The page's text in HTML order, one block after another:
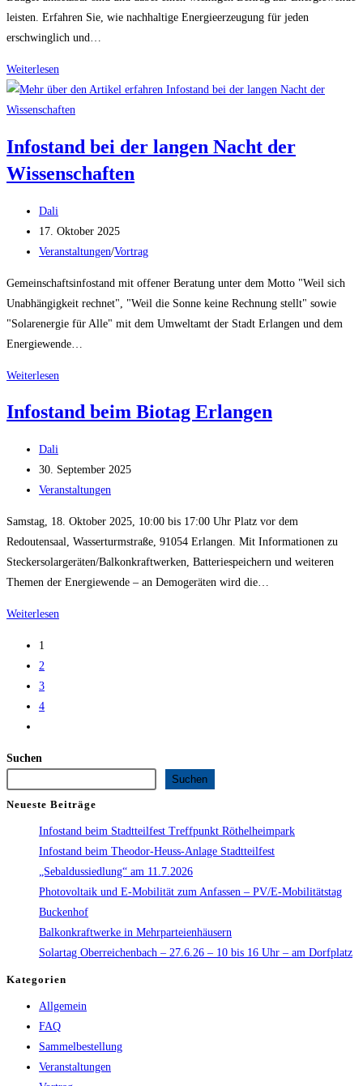
leisten. Erfahren Sie, wie nachhaltige Energieerzeugung für jeden
erschwinglich und…
Weiterlesen
Balkon
kann
Einführung
in
Infostand bei der langen Nacht der
Wissenschaften
Beitrags-
Autor:
Dali
Beitrag
veröffentlicht:
17. Oktober 2025
Beitrags-
Veranstaltungen/Vortrag
Gemeinschaftsinfostand mit offener Beratung unter dem Motto "Weil sich
Unabhängigkeit rechnet", "Weil die Sonne keine Rechnung stellt" sowie
"Solarenergie für Alle" mit dem Umweltamt der Stadt Erlangen und dem
Energiewende…
Weiterlesen
der
der
Wissenschaften
Infostand beim Biotag Erlangen
Beitrags-
Autor:
Dali
Beitrag
veröffentlicht:
30. September 2025
Beitrags-
Veranstaltungen
Samstag, 18. Oktober 2025, 10:00 bis 17:00 Uhr Platz vor dem
Redoutensaal, Wasserturmstraße, 91054 Erlangen. Mit Informationen zu
Steckersolargeräten/Balkonkraftwerken, Batteriespeichern und weiteren
Themen der Energiewende – an Demogeräten wird die…
Weiterlesen
1
2
3
4
Seite
Suchen
Suchen
Neueste Beiträge
Infostand beim Stadtteilfest Treffpunkt Röthelheimpark
Infostand beim Theodor-Heuss-Anlage Stadtteilfest
„Sebaldussiedlung“ am 11.7.2026
Photovoltaik und E-Mobilität zum Anfassen – PV/E-Mobilitätstag
Buckenhof
Balkonkraftwerke in Mehrparteienhäusern
Solartag Oberreichenbach – 27.6.26 – 10 bis 16 Uhr – am Dorfplatz
Kategorien
Allgemein
FAQ
Sammelbestellung
Veranstaltungen